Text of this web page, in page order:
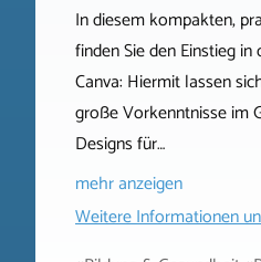
In diesem kompakten,
finden Sie den Einstieg
Canva: Hiermit lassen
große Vorkenntnisse im
Designs für…
mehr anzeigen
Weitere Informationen